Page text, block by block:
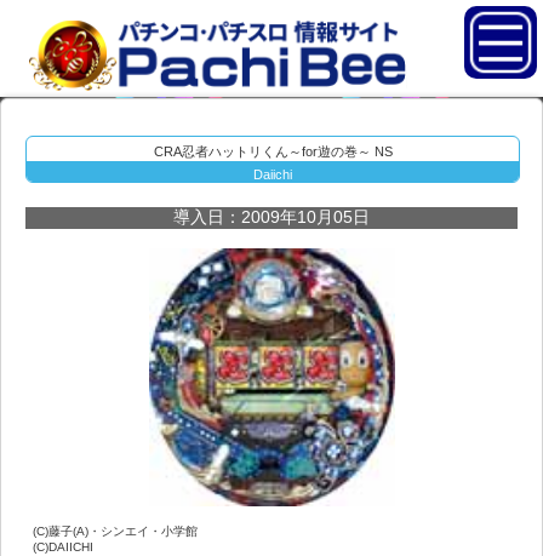
CRA忍者ハットリくん～for遊の巻～ NS
Daiichi
導入日：2009年10月05日
(C)藤子(A)・シンエイ・小学館
(C)DAIICHI